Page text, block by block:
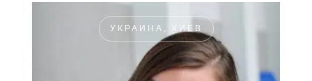
УКРАИНА, КИЕВ